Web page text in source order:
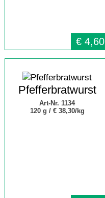
€ 4,60
Pfefferbratwurst
Art-Nr. 1134
120 g / € 38,30/kg